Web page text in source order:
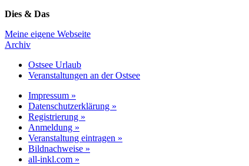
Dies & Das
Meine eigene Webseite
Archiv
Ostsee Urlaub
Veranstaltungen an der Ostsee
Impressum »
Datenschutzerklärung »
Registrierung »
Anmeldung »
Veranstaltung eintragen »
Bildnachweise »
all-inkl.com »